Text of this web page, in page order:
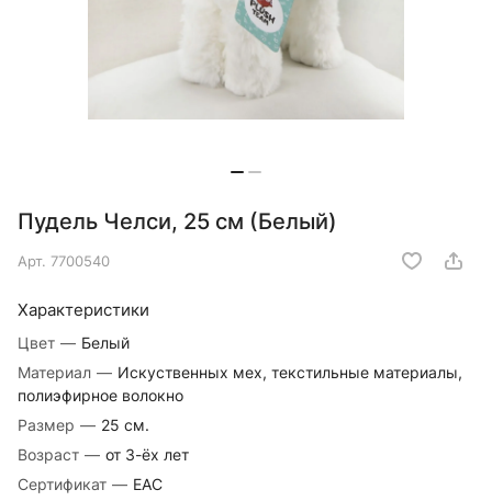
Пудель Челси, 25 см (Белый)
Арт. 7700540
Характеристики
Цвет — Белый
Материал — Искуственных мех, текстильные материалы,
полиэфирное волокно
Размер — 25 см.
Возраст — от 3-ёх лет
Сертификат — EAC